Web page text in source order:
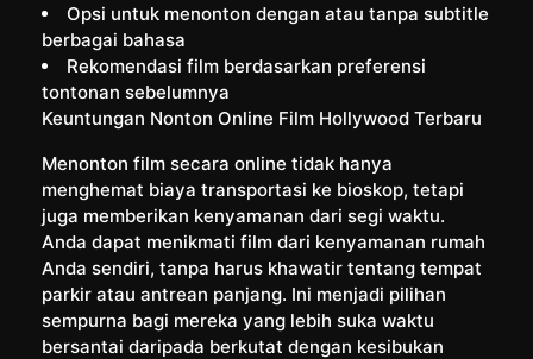
Opsi untuk menonton dengan atau tanpa subtitle
berbagai bahasa
Rekomendasi film berdasarkan preferensi
tontonan sebelumnya
Keuntungan Nonton Online Film Hollywood Terbaru
Menonton film secara online tidak hanya
menghemat biaya transportasi ke bioskop, tetapi
juga memberikan kenyamanan dari segi waktu.
Anda dapat menikmati film dari kenyamanan rumah
Anda sendiri, tanpa harus khawatir tentang tempat
parkir atau antrean panjang. Ini menjadi pilihan
sempurna bagi mereka yang lebih suka waktu
bersantai daripada berkutat dengan kesibukan